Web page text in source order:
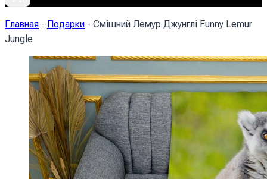
Главная - Подарки - Cмішний Лемур Джунглі Funny Lemur
Jungle